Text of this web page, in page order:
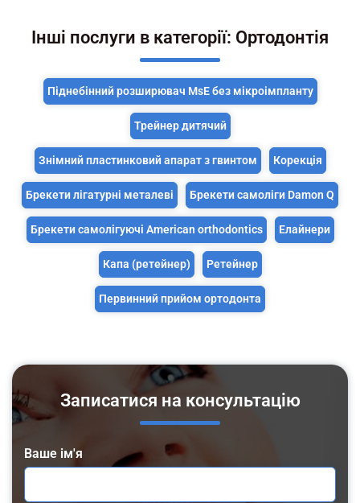
Інші послуги в категорії: Ортодонтія
Піднебінний розширювач MsE без мікроімпланту
Трейнер дитячий
Знімний пластинковий апарат з гвинтом Корекція
Брекети лігатурні металеві Брекети самоліги Damon Q
Брекети самолігуючі American orthodontics Елайнери
Капа (ретейнер) Ретейнер
Первинний прийом ортодонта
Записатися на консультацію
Ваше ім'я